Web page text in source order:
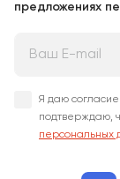
предложениях
Я даю
подтверждаю,
персональных